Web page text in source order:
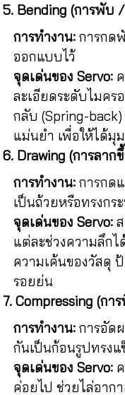
5. Bending (การพับ
การทำงาน: การกด
ออกแบบไว้
จุดเด่นของ Servo:
ละเอียดระดับไมคร
กลับ (Spring-
แม่นยำ เพื่อให้ได้มุ
6. Drawing (การลา
การทำงาน: การกด
เป็นถ้วยหรือทรงกร
จุดเด่นของ Servo:
แต่ละช่วงความลึกไ
ความเค้นของวัสดุ
รอยย่น
7. Compressing (ก
การทำงาน: การอัด
กันเป็นก้อนรูปทรงแ
จุดเด่นของ Servo:
ค่อยไป ช่วยไล่อาก